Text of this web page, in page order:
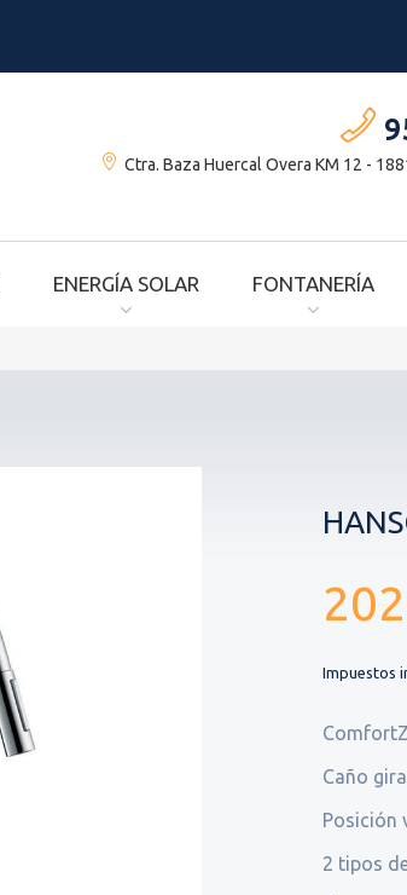
Ctra. Baza Huercal Overa KM 12 -
ENERGÍA SOLAR FONTANERÍA
Impuestos
Caño
Posición
2 tipos